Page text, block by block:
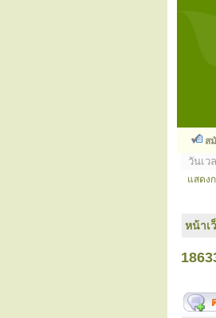
ส
วันเว
แสดง
หน้าเ